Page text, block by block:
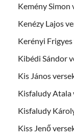
Kemény Simon
Kenézy Lajos
Kerényi
Kibédi Sándor
Kis János
Kisfaludy Atala
Kisfaludy
Kiss Jenő